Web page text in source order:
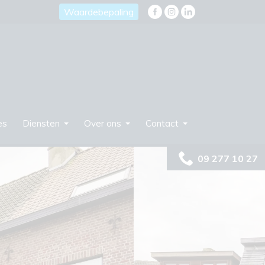
Waardebepaling
Diensten Over ons Contact
09 277 10 27